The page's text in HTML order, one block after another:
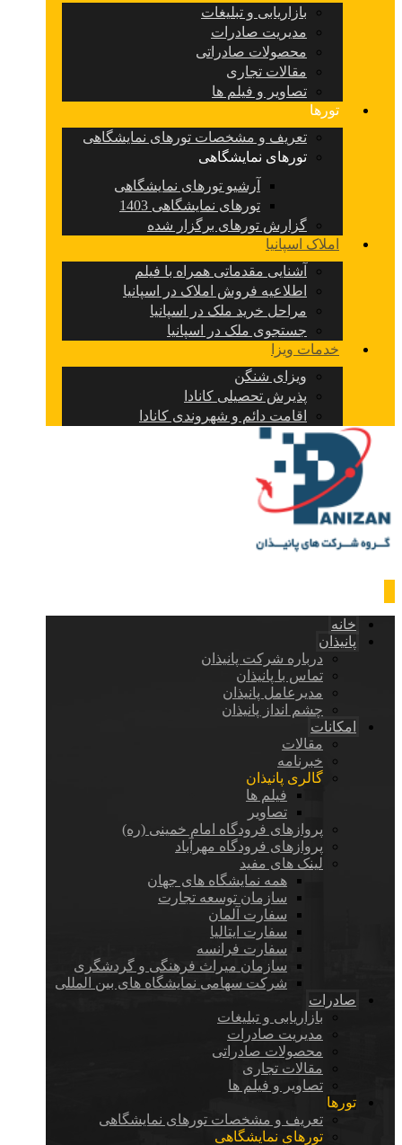
بازاریابی و تبلیغات
مدیریت صادرات
محصولات صادراتی
مقالات تجاری
تصاویر و فیلم ها
تورها
تعریف و مشخصات تورهای نمایشگاهی
تورهای نمایشگاهی
آرشیو تورهای نمایشگاهی
تورهای نمایشگاهی 1403
گزارش تورهای برگزار شده
املاک اسپانیا
آشنایی مقدماتی همراه با فیلم
اطلاعیه فروش املاک در اسپانیا
مراحل خرید ملک در اسپانیا
جستجوی ملک در اسپانیا
خدمات ویزا
ویزای شنگن
پذیرش تحصیلی کانادا
اقامت دائم و شهروندی کانادا
خانه
پانیذان
درباره شرکت پانیذان
تماس با پانیذان
مدیرعامل پانیذان
چشم انداز پانیذان
امکانات
مقالات
خبرنامه
گالری پانیذان
فیلم ها
تصاویر
پروازهای فرودگاه امام خمینی (ره)
پروازهای فرودگاه مهرآباد
لینک های مفید
همه نمایشگاه های جهان
سازمان توسعه تجارت
سفارت آلمان
سفارت ایتالیا
سفارت فرانسه
سازمان میراث فرهنگی و گردشگری
شرکت سهامی نمایشگاه های بین المللی
صادرات
بازاریابی و تبلیغات
مدیریت صادرات
محصولات صادراتی
مقالات تجاری
تصاویر و فیلم ها
تورها
تعریف و مشخصات تورهای نمایشگاهی
تورهای نمایشگاهی